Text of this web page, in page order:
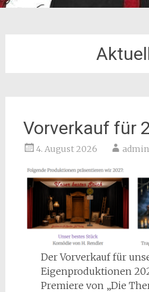
Vorverkauf für
4. August 2026 admin
Der Vorverkauf für
Eigenproduktionen
Premiere von „Die